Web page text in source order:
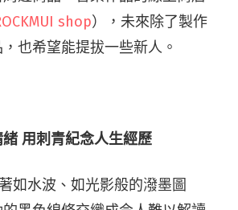
shop），未來除了製作
也希望能提拔一些新人。
用刺青紀念人生經歷
如水波、如光影般的潑墨圖